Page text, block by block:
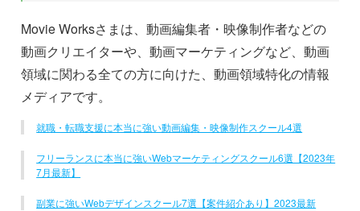
Movie Worksさまは、動画編集者・映像制作者などの
動画クリエイターや、動画マーケティングなど、動画
領域に関わる全ての方に向けた、動画領域特化の情報
メディアです。
就職・転職支援に本当に強い動画編集・映像制作スクール4選
フリーランスに本当に強いWebマーケティングスクール6選【2023年
7月最新】
副業に強いWebデザインスクール7選【案件紹介あり】2023最新